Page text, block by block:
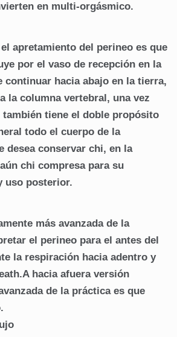
en multi-orgásmico.
apretamiento del perineo es que
por el vaso de recepción en la
continuar hacia abajo en la tierra,
la columna vertebral, una vez
también tiene el doble propósito
todo el cuerpo de la
desea conservar chi, en la
chi compresa para su
uso posterior.
más avanzada de la
el perineo para el antes del
la respiración hacia adentro y
hacia afuera versión
de la práctica es que